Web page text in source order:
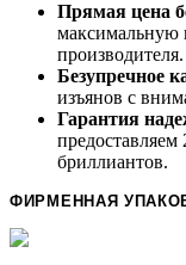
Прямая цена
максимальную
производителя.
Безупречное
изъянов с
Гарантия
предоставляем
бриллиантов.
ФИРМЕННАЯ